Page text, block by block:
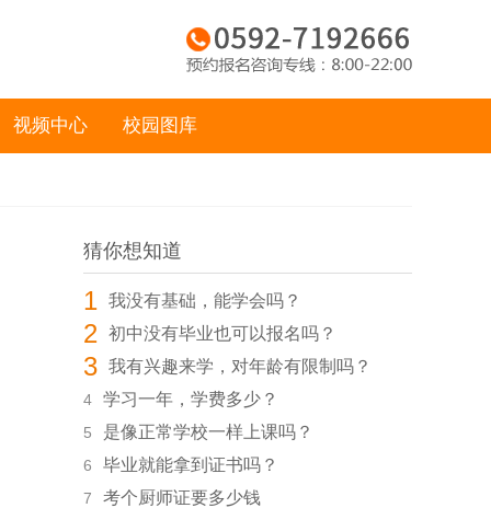
视频中心 校园图库
猜你想知道
1 我没有基础，能学会吗？
2 初中没有毕业也可以报名吗？
3 我有兴趣来学，对年龄有限制吗？
4 学习一年，学费多少？
5 是像正常学校一样上课吗？
6 毕业就能拿到证书吗？
7 考个厨师证要多少钱